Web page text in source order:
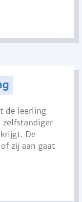
de leerling
zelfstandiger
De
zij aan gaat